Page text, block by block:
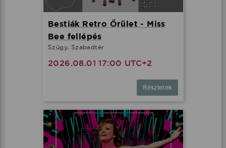
Bestiák Retro Őrület - Miss
Bee fellépés
Szügy, Szabadtér
2026.08.01 17:00 UTC+2
Részletek